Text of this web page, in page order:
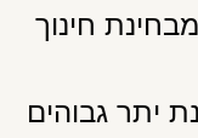
חינוך
יתר גבוהים